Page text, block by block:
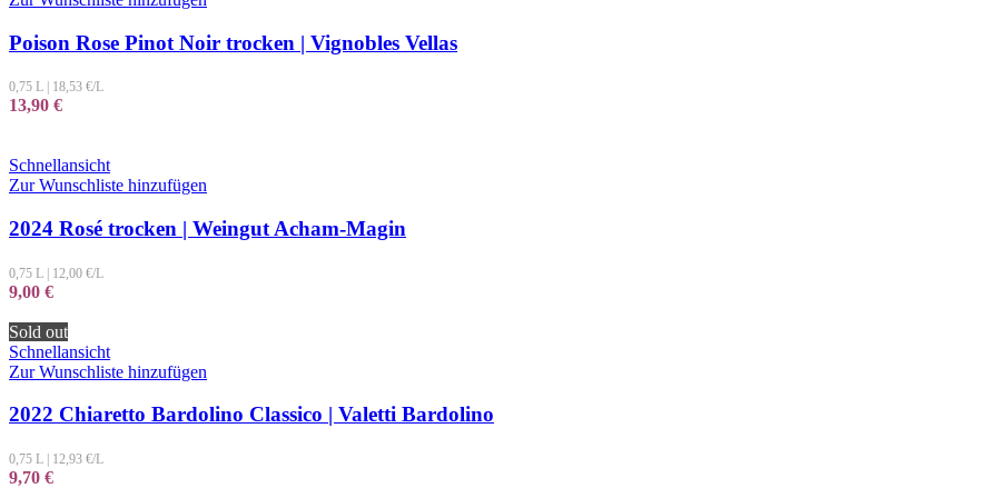
Poison Rose Pinot Noir trocken | Vignobles Vellas
0,75 L 18,53 €/L
13,90 €
Schnellansicht
Zur Wunschliste hinzufügen
2024 Rosé trocken | Weingut Acham-Magin
0,75 L | 12,00 €/L
9,00 €
Sold out
Schnellansicht
Zur Wunschliste hinzufügen
2022 Chiaretto Bardolino Classico | Valetti Bardolino
0,75 L 12,93 €/L
9,70 €